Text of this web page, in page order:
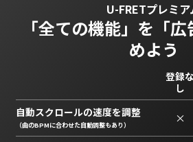
U-FRETプレミア
「全ての機能」を 「
めよう
登録な
し
自動スクロールの速度を調整
（曲のBPMに合わせた自動調整もあり） ×